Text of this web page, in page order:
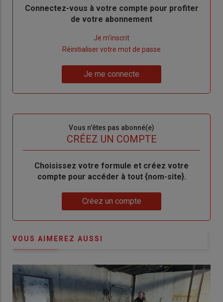
Body
Connectez-vous à votre compte pour profiter
de votre abonnement
Je m'inscrit
de
Réinitialiser votre mot de passe
me
Je me connecte
Vous n'êtes pas abonné(e)
CRÉEZ UN COMPTE
BodyChoisissez votre formule et créez votre
compte pour accéder à tout {nom-site}.
Créez un compte
VOUS AIMEREZ AUSSI